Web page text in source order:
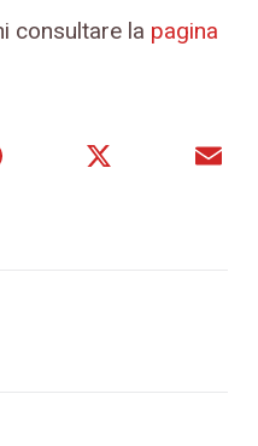
consultare la pagina
Pinterest